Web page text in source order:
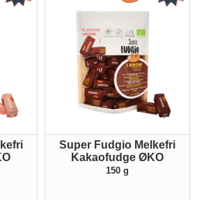
Super Fudgio Melkefri
Kakaofudge ØKO
150 g